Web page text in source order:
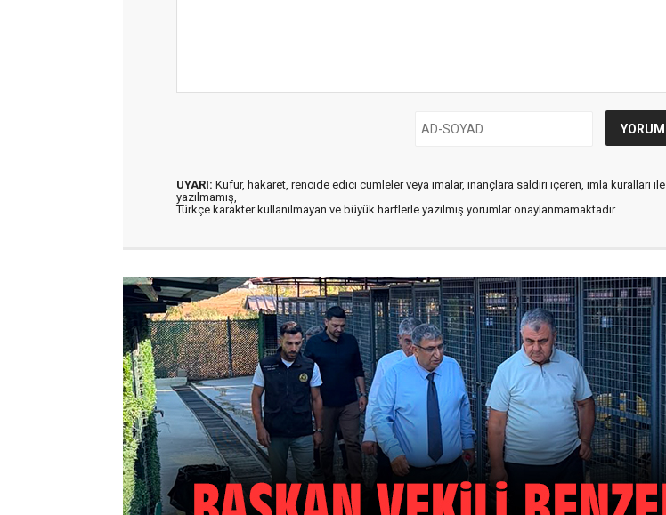
UYARI: Küfür, hakaret, rencide edici cümleler veya imalar, inançlara saldırı içeren, imla kuralları ile
yazılmamış,
Türkçe karakter kullanılmayan ve büyük harflerle yazılmış yorumlar onaylanmamaktadır.